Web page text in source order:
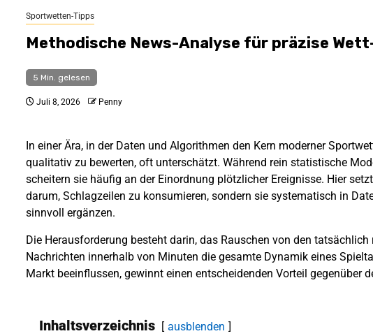
Sportwetten-Tipps
Methodische News-Analyse für präzise
5 Min. gelesen
Juli 8, 2026 Penny
In einer Ära, in der Daten und Algorithmen den Kern moderner
qualitativ zu bewerten, oft unterschätzt. Während rein statistische
scheitern sie häufig an der Einordnung plötzlicher Ereignisse. Hier
darum, Schlagzeilen zu konsumieren, sondern sie systematisch in
sinnvoll ergänzen.
Die Herausforderung besteht darin, das Rauschen von den
Nachrichten innerhalb von Minuten die gesamte Dynamik eines
Markt beeinflussen, gewinnt einen entscheidenden Vorteil gegenüber
Inhaltsverzeichnis
ausblenden